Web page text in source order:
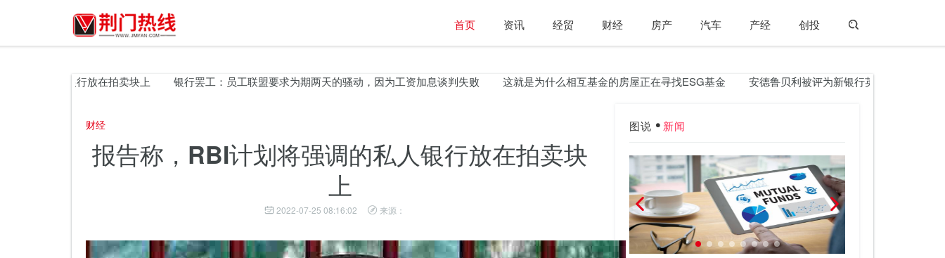
首页 资讯 经贸 财经 房产 汽车 产经 创投
的私人银行放在拍卖块上 银行罢工：员工联盟要求为期两天的骚动，因为工资加息谈判失败 这就是为什么相互基金的房屋正在寻找ESG基金 安德鲁贝利被评为新银行英国州长
财经
报告称，RBI计划将强调的私人银行放在拍卖块
上
2022-07-25 08:16:02 来源：
图说 新闻